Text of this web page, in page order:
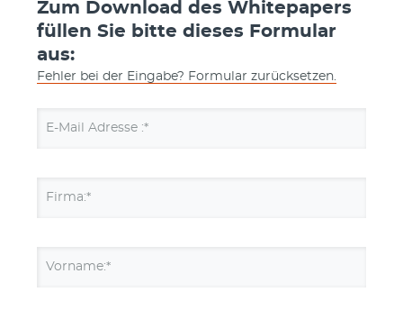
Zum Download des Whitepapers
füllen Sie bitte dieses Formular
aus:
Fehler bei der Eingabe? Formular zurücksetzen.
E-Mail Adresse :*
Firma:*
Vorname:*